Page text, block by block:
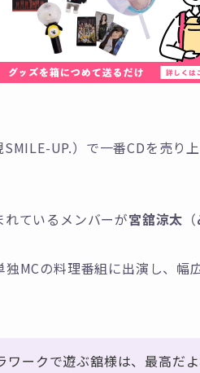
UP.）で一番CDを売り
ているメンバーが宮舘涼太 （
MCの料理番組に出演し、幅
ワークで遊ぶ舘様は、最高だ